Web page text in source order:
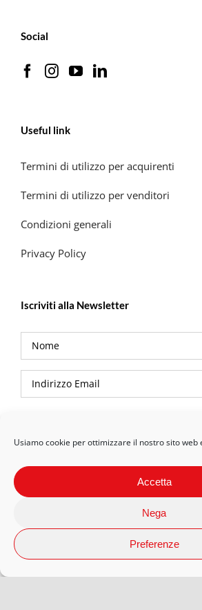
Usiamo cookie per ottimizzare il nostro sito web
Accetta
Nega
Preferenze
Social
Useful link
Termini di utilizzo per acquirenti
Termini di utilizzo per venditori
Condizioni generali
Privacy Policy
Iscriviti alla Newsletter